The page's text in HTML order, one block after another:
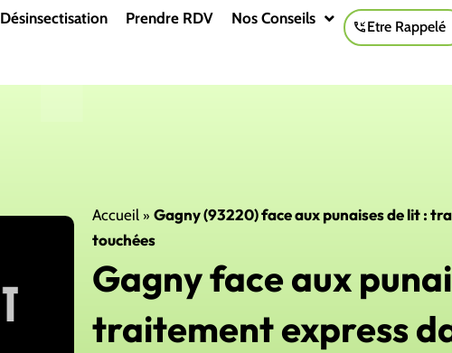
Désinsectisation Prendre RDV Nos Conseils Etre Rappelé
Accueil »Gagny (93220) face aux punaises de lit :
touchées
Gagny face aux
traitement express